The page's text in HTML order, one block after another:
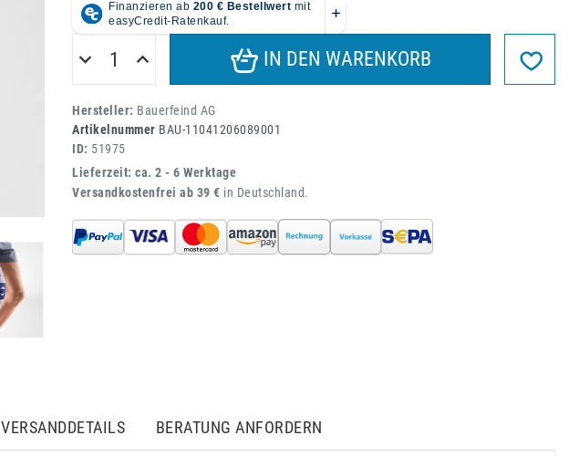
IN DEN WARENKORB
Hersteller: Bauerfeind AG
Artikelnummer BAU-11041206089001
ID: 51975
Lieferzeit: ca. 2 - 6 Werktage
Versandkostenfrei ab 39 € in Deutschland.
VERSANDDETAILS BERATUNG ANFORDERN